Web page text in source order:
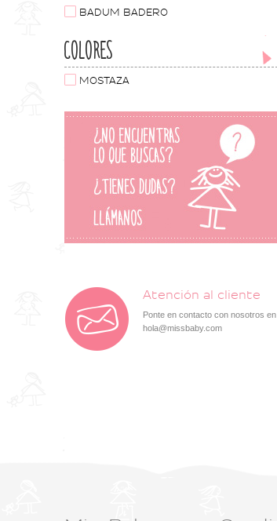
BADUM BADERO
COLORES
MOSTAZA
Atención al cliente
Ponte en contacto con nosotros en
hola@missbaby.com